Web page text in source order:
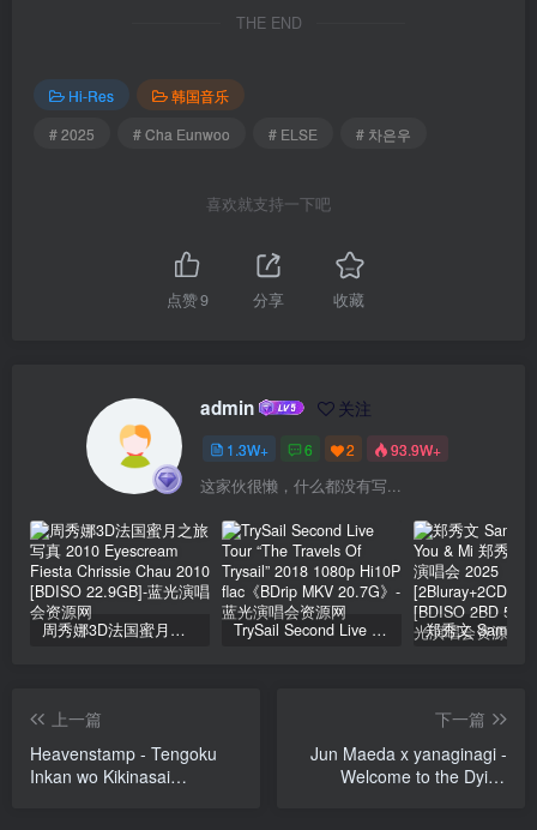
THE END
Hi-Res
韩国音乐
# 2025
# Cha Eunwoo # ELSE # 차은우
喜欢就支持一下吧
点赞9 分享 收藏
admin 关注
1.3W+ 6 2 93.9W+
这家伙很懒，什么都没有写...
周秀娜3D法国蜜月之旅写真 2010 Eyescream Fiesta Chrissie Chau 2010 [BDISO 22.9GB] TrySail Second Live Tour “The Travels Of Trysail” 2018 1080p Hi10P flac《BDrip MKV 20.7G》
上一篇
Heavenstamp - Tengoku
Inkan wo Kikinasai
下一篇
Jun Maeda x yanaginagi -
Welcome to the Dying